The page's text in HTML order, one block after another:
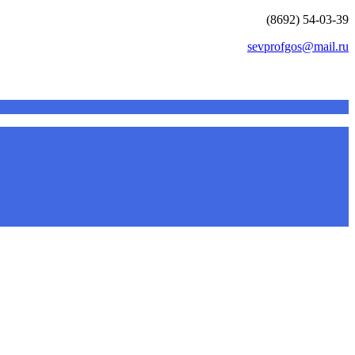
(8692) 54-03-39
sevprofgos@mail.ru